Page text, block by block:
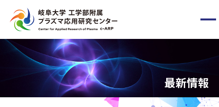
ボ
HOME
c-ARPについて 最新情報